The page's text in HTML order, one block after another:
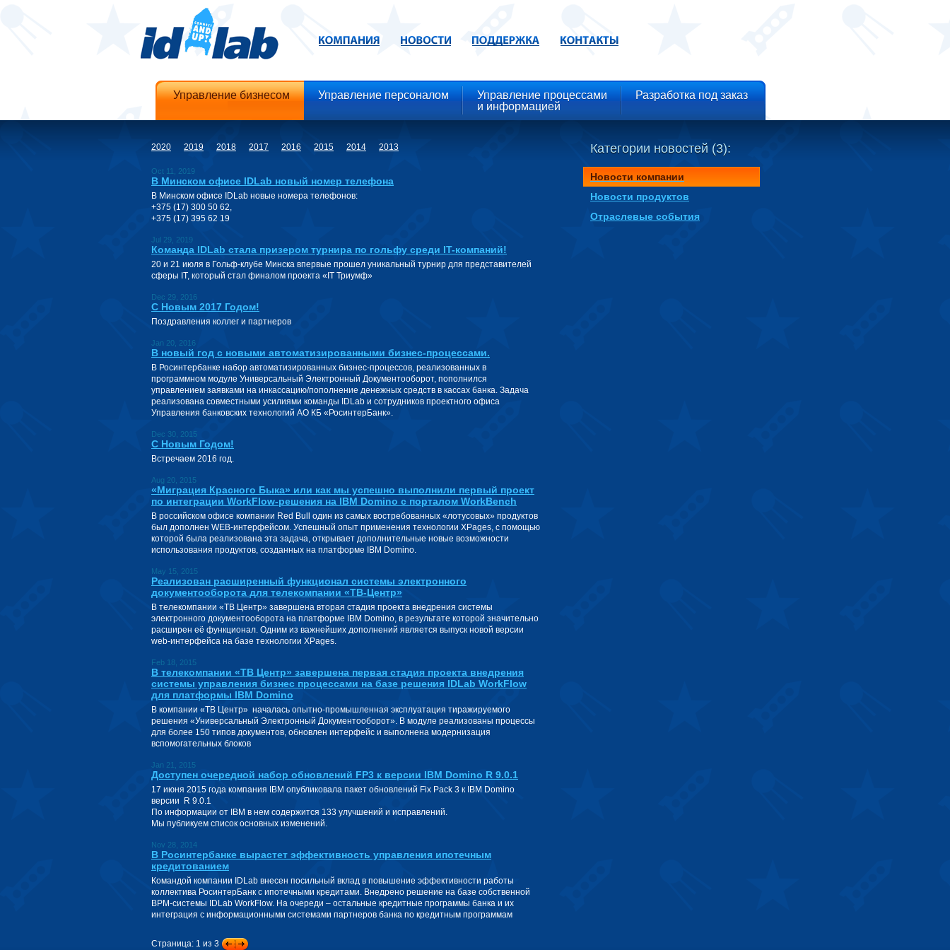
Управление бизнесом Управление персоналом
Управление процессами
и информацией
Разработка под заказ
2020 2019 2018 2017 2016 2015 2014 2013
Oct 11, 2019
В Минском офисе IDLab новый номер телефона
В Минском офисе IDLab новые номера телефонов:
+375 (17) 300 50 62,
+375 (17) 395 62 19
Jul 29, 2019
Команда IDLab стала призером турнира по гольфу среди IT-компаний!
20 и 21 июля в Гольф-клубе Минска впервые прошел уникальный турнир для представителей
сферы IT, который стал финалом проекта «IT Триумф»
Dec 29, 2016
С Новым 2017 Годом!
Поздравления коллег и партнеров
Jan 20, 2016
В новый год с новыми автоматизированными бизнес-процессами.
В Росинтербанке набор автоматизированных бизнес-процессов, реализованных в
программном модуле Универсальный Электронный Документооборот, пополнился
управлением заявками на инкассацию/пополнение денежных средств в кассах банка. Задача
реализована совместными усилиями команды IDLab и сотрудников проектного офиса
Управления банковских технологий АО КБ «РосинтерБанк».
Dec 30, 2015
С Новым Годом!
Встречаем 2016 год.
Aug 20, 2015
«Миграция Красного Быка» или как мы успешно выполнили первый проект
по интеграции WorkFlow-решения на IBM Domino с порталом WorkBench
В российском офисе компании Red Bull один из самых востребованных «лотусовых» продуктов
был дополнен WEB-интерфейсом. Успешный опыт применения технологии XPages, с помощью
которой была реализована эта задача, открывает дополнительные новые возможности
использования продуктов, созданных на платформе IBM Domino.
May 15, 2015
Реализован расширенный функционал системы электронного
документооборота для телекомпании «ТВ-Центр»
В телекомпании «ТВ Центр» завершена вторая стадия проекта внедрения системы
электронного документооборота на платформе IBM Domino, в результате которой значительно
расширен её функционал. Одним из важнейших дополнений является выпуск новой версии
web-интерфейса на базе технологии XPages.
Feb 18, 2015
В телекомпании «ТВ Центр» завершена первая стадия проекта внедрения
системы управления бизнес процессами на базе решения IDLab WorkFlow
для платформы IBM Domino
В компании «ТВ Центр» началась опытно-промышленная эксплуатация тиражируемого
решения «Универсальный Электронный Документооборот». В модуле реализованы процессы
для более 150 типов документов, обновлен интерфейс и выполнена модернизация
вспомогательных блоков
Jan 21, 2015
Доступен очередной набор обновлений FP3 к версии IBM Domino R 9.0.1
17 июня 2015 года компания IBM опубликовала пакет обновлений Fix Pack 3 к IBM Domino
версии R 9.0.1
По информации от IBM в нем содержится 133 улучшений и исправлений.
Мы публикуем список основных изменений.
Nov 28, 2014
В Росинтербанке вырастет эффективность управления ипотечным
кредитованием
Командой компании IDLab внесен посильный вклад в повышение эффективности работы
коллектива РосинтерБанк с ипотечными кредитами. Внедрено решение на базе собственной
BPM-системы IDLab WorkFlow. На очереди – остальные кредитные программы банка и их
интеграция с информационными системами партнеров банка по кредитным программам
Страница: 1 из 3
Категории новостей (3):
Новости компании
Новости продуктов
Отраслевые события